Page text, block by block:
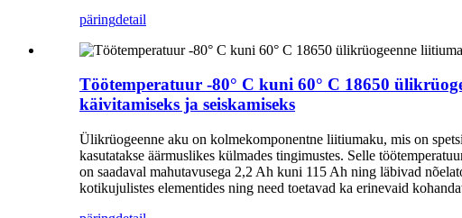
päringdetail
Töötemperatuur -80° C kuni 60° C 18650
käivitamiseks ja seiskamiseks
Ülikrüogeenne aku on kolmekomponentne liitiumaku, mis on
kasutatakse äärmuslikes külmades tingimustes. Selle
on saadaval mahutavusega 2,2 Ah kuni 115 Ah ning läbivad
kotikujulistes elementides ning need toetavad ka erinevaid